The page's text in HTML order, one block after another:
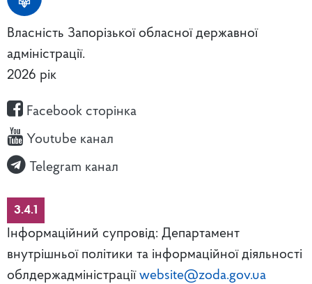
Власність Запорізької обласної державної
адміністрації.
2026 рік
Facebook сторінка
Youtube канал
Telegram канал
3.4.1
Інформаційний супровід: Департамент
внутрішньої політики та інформаційної діяльності
облдержадміністрації website@zoda.gov.ua